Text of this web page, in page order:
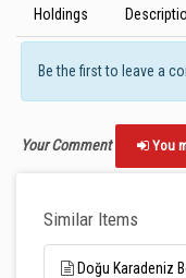
Holdings
Be the first to leave a
Your Comment You
Similar Items
Doğu Karadeniz